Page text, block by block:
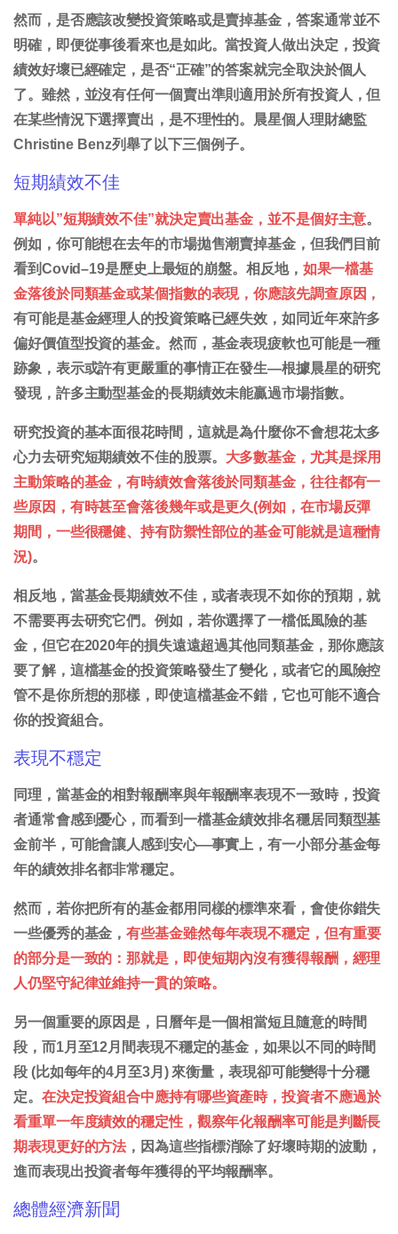
然而，是否應該改變投資策略或是賣掉基金，答案通常並不
明確，即便從事後看來也是如此。當投資人做出決定，投資
績效好壞已經確定，是否“正確”的答案就完全取決於個人
了。雖然，並沒有任何一個賣出準則適用於所有投資人，但
在某些情況下選擇賣出，是不理性的。晨星個人理財總監
Christine Benz列舉了以下三個例子。
短期績效不佳
單純以”短期績效不佳”就決定賣出基金，並不是個好主意。
例如，你可能想在去年的市場拋售潮賣掉基金，但我們目前
看到Covid–19是歷史上最短的崩盤。相反地， 如果一檔基
金落後於同類基金或某個指數的表現，你應該先調查原因，
有可能是基金經理人的投資策略已經失效，如同近年來許多
偏好價值型投資的基金。然而，基金表現疲軟也可能是一種
跡象，表示或許有更嚴重的事情正在發生—根據晨星的研究
發現，許多主動型基金的長期績效未能贏過市場指數。
研究投資的基本面很花時間，這就是為什麼你不會想花太多
心力去研究短期績效不佳的股票。 大多數基金，尤其是採用
主動策略的基金，有時績效會落後於同類基金，往往都有一
些原因，有時甚至會落後幾年或是更久(例如，在市場反彈
期間，一些很穩健、持有防禦性部位的基金可能就是這種情
況)。
相反地，當基金長期績效不佳，或者表現不如你的預期，就
不需要再去研究它們。例如，若你選擇了一檔低風險的基
金，但它在2020年的損失遠遠超過其他同類基金，那你應該
要了解，這檔基金的投資策略發生了變化，或者它的風險控
管不是你所想的那樣，即使這檔基金不錯，它也可能不適合
你的投資組合。
表現不穩定
同理，當基金的相對報酬率與年報酬率表現不一致時，投資
者通常會感到憂心，而看到一檔基金績效排名穩居同類型基
金前半，可能會讓人感到安心—事實上，有一小部分基金每
年的績效排名都非常穩定。
然而，若你把所有的基金都用同樣的標準來看，會使你錯失
一些優秀的基金，有些基金雖然每年表現不穩定，但有重要
的部分是一致的：那就是，即使短期內沒有獲得報酬，經理
人仍堅守紀律並維持一貫的策略。
另一個重要的原因是，日曆年是一個相當短且隨意的時間
段，而1月至12月間表現不穩定的基金，如果以不同的時間
段 (比如每年的4月至3月) 來衡量，表現卻可能變得十分穩
定。 在決定投資組合中應持有哪些資產時，投資者不應過於
看重單一年度績效的穩定性，觀察年化報酬率可能是判斷長
期表現更好的方法 ，因為這些指標消除了好壞時期的波動，
進而表現出投資者每年獲得的平均報酬率。
總體經濟新聞